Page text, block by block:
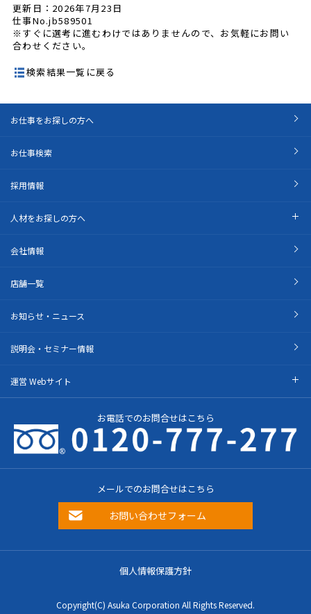
更新日：2026年7月23日
仕事No.jb589501
※すぐに選考に進むわけではありませんので、お気軽にお問い
合わせください。
検索結果一覧に戻る
お仕事をお探しの方へ
お仕事検索
採用情報
人材をお探しの方へ
会社情報
店舗一覧
お知らせ・ニュース
説明会・セミナー情報
運営 Webサイト
お電話でのお問合せはこちら
メールでのお問合せはこちら
お問い合わせフォーム
個人情報保護方針
Copyright(C) Asuka Corporation All Rights Reserved.